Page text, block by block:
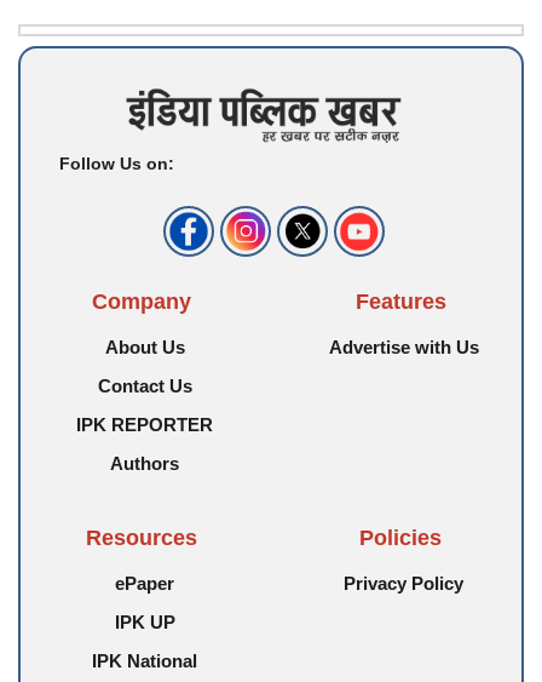
Follow Us on:
Company
About Us
Contact Us
IPK REPORTER
Authors
Features
Advertise with Us
Resources
ePaper
IPK UP
IPK National
Policies
Privacy Policy